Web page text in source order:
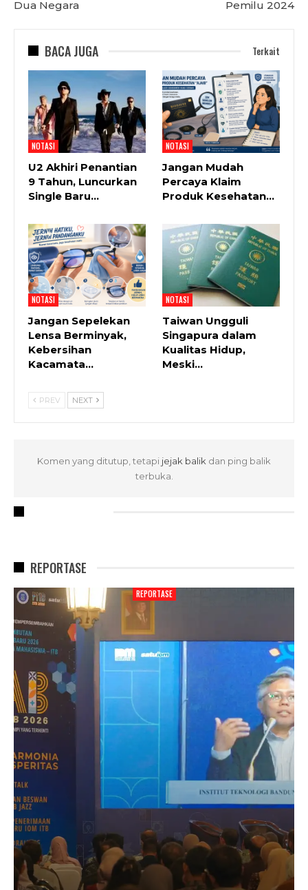
Dua Negara Pemilu 2024
BACA JUGA Terkait
NOTASI
U2 Akhiri Penantian
9 Tahun, Luncurkan
Single Baru…
NOTASI
Jangan Mudah
Percaya Klaim
Produk Kesehatan…
NOTASI
Jangan Sepelekan
Lensa Berminyak,
Kebersihan
Kacamata…
NOTASI
Taiwan Ungguli
Singapura dalam
Kualitas Hidup,
Meski…
PREV NEXT
Komen yang ditutup, tetapi jejak balik dan ping balik
terbuka.
REPORTASE
REPORTASE